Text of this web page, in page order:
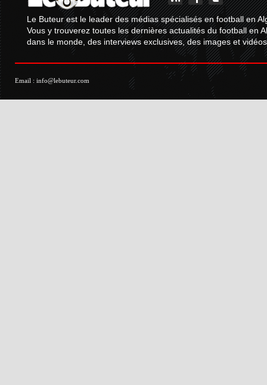
Le Buteur est le leader des médias spécialisés en football en
Vous y trouverez toutes les dernières actualités du football en
dans le monde, des interviews exclusives, des images et
Email : info@lebuteur.com